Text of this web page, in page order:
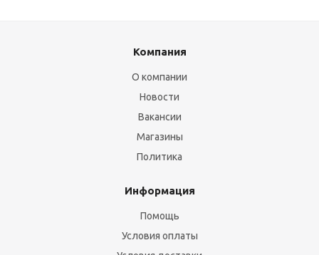
Компания
О компании
Новости
Вакансии
Магазины
Политика
Информация
Помощь
Условия оплаты